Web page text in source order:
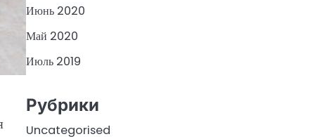
Июнь 2020
Май 2020
Июль 2019
Рубрики
Uncategorised